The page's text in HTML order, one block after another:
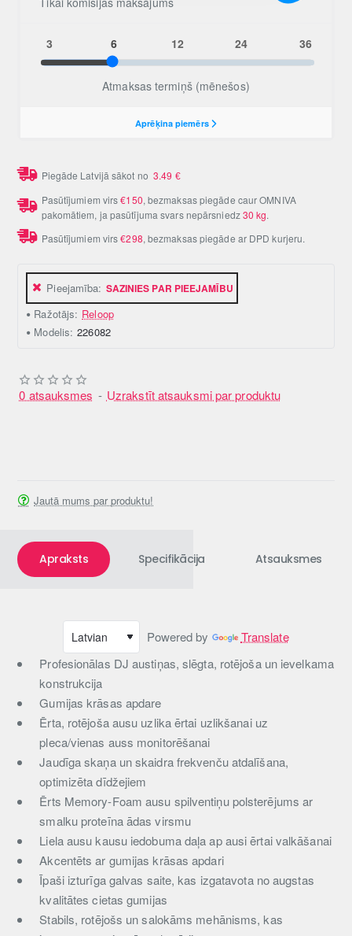
Pieejamība: SAZINIES PAR PIEEJAMĪBU
Ražotājs: Reloop
Modelis: 226082
0 atsauksmes - Uzrakstīt atsauksmi par produktu
Piegāde Latvijā sākot no3.49 €
Pasūtījumiem virs€150, bezmaksas piegāde caur OMNIVA
pakomātiem, ja pasūtījuma svars nepārsniedz30 kg.
Pasūtījumiem virs€298, bezmaksas piegāde ar DPD kurjeru.
Jautā mums par produktu!
Apraksts Specifikācija Atsauksmes
Powered by
Translate
Profesionālas DJ austiņas, slēgta, rotējoša un ievelkama
konstrukcija
Gumijas krāsas apdare
Ērta, rotējoša ausu uzlika ērtai uzlikšanai uz
pleca/vienas auss monitorēšanai
Jaudīga skaņa un skaidra frekvenču atdalīšana,
optimizēta dīdžejiem
Ērts Memory-Foam ausu spilventiņu polsterējums ar
smalku proteīna ādas virsmu
Liela ausu kausu iedobuma daļa ap ausi ērtai valkāšanai
Akcentēts ar gumijas krāsas apdari
Īpaši izturīga galvas saite, kas izgatavota no augstas
kvalitātes cietas gumijas
Stabils, rotējošs un salokāms mehānisms, kas